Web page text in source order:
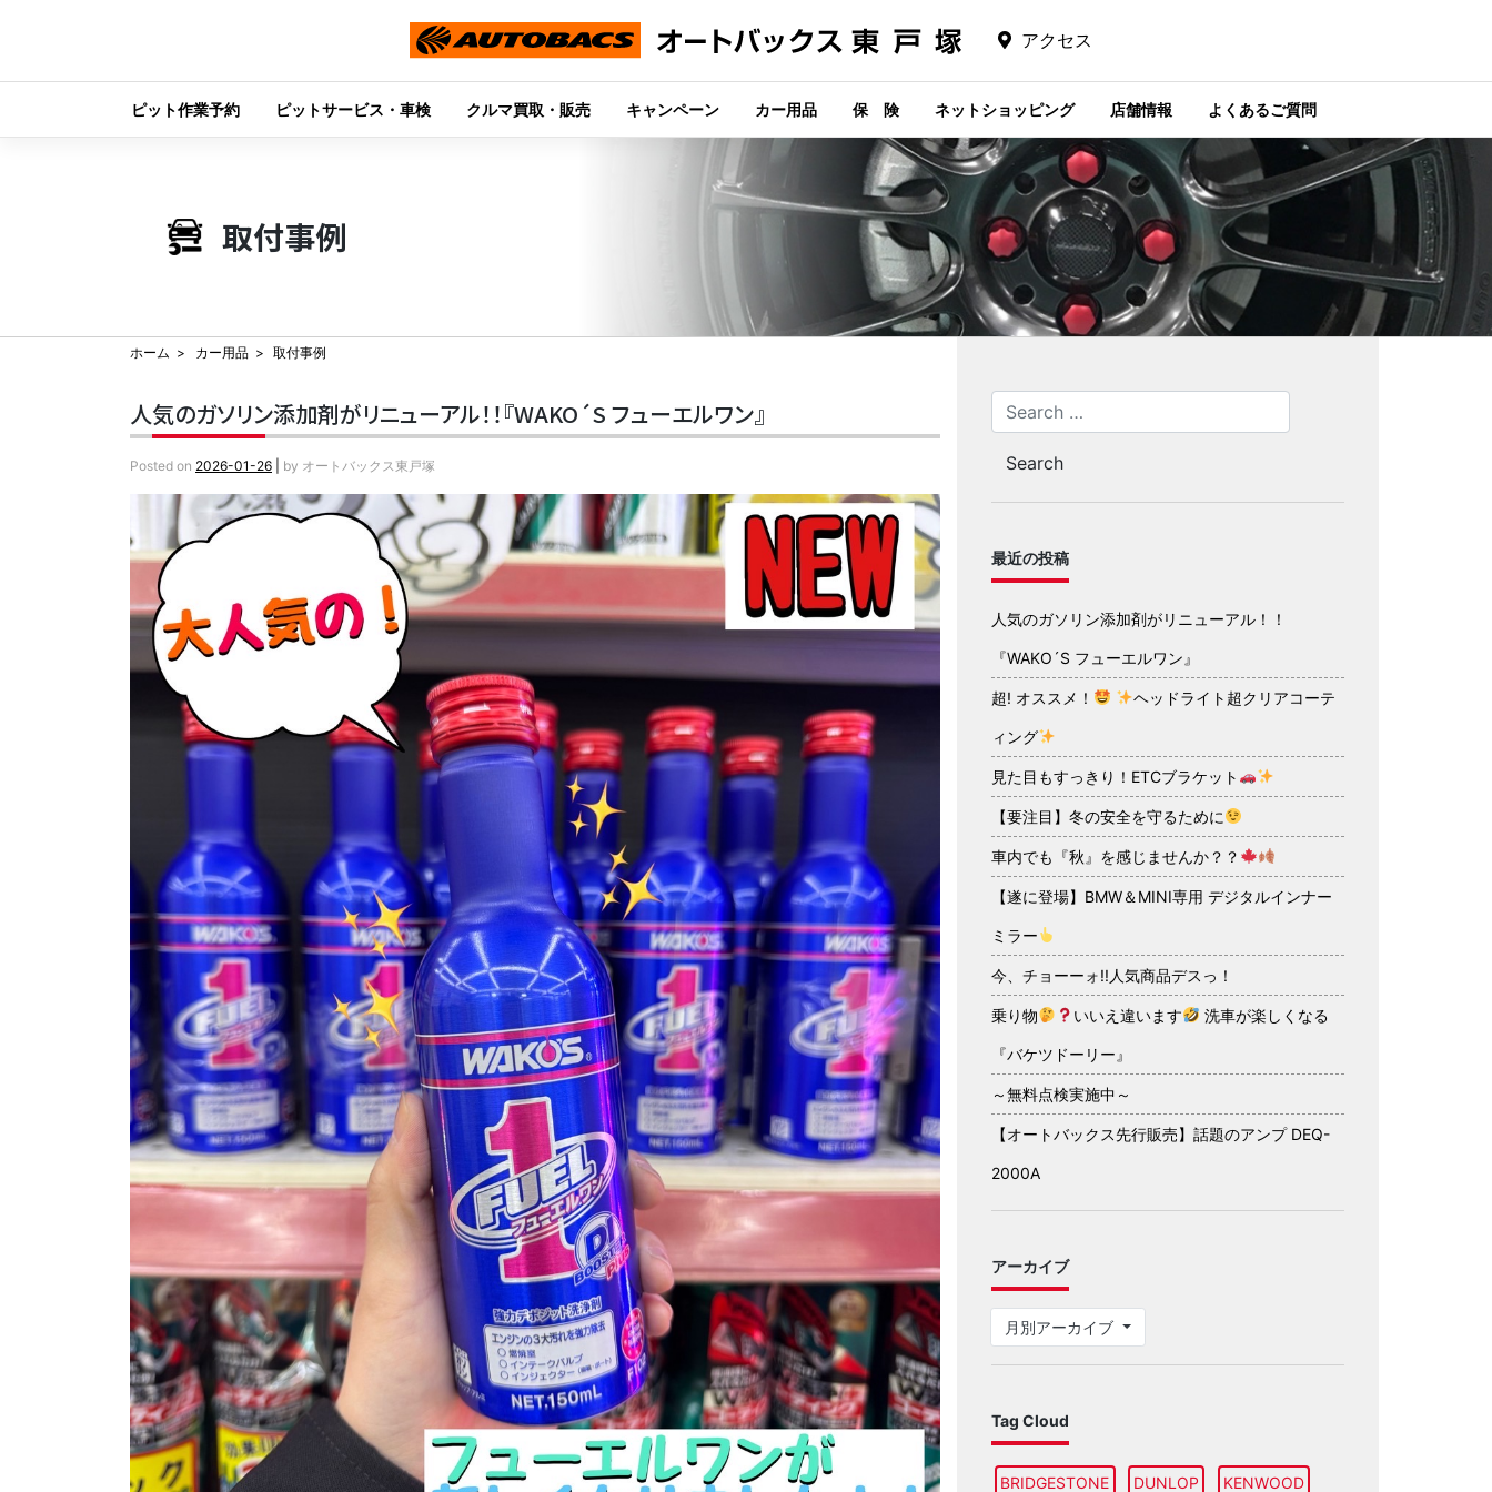
アクセス
ピット作業予約 ピットサービス・車検 クルマ買取・販売 キャンペーン カー用品 保 険 ネットショッピング 店舗情報 よくあるご質問
取付事例
ホーム カー用品 取付事例
人気のガソリン添加剤がリニューアル！！『WAKO´S フューエルワン』
Posted on 2026-01-26 by オートバックス東戸塚
最近の投稿
人気のガソリン添加剤がリニューアル！！
『WAKO´S フューエルワン』
超! オススメ！ ヘッドライト超クリアコーテ
ィング
見た目もすっきり！ETCブラケット
【要注目】冬の安全を守るために
車内でも『秋』を感じませんか？？
【遂に登場】BMW＆MINI専用 デジタルインナー
ミラー
今、チョーーォ!!人気商品デスっ！
乗り物 いいえ違います 洗車が楽しくなる
『バケツドーリー』
～無料点検実施中～
【オートバックス先行販売】話題のアンプ DEQ-
2000A
アーカイブ
月別アーカイブ
Tag Cloud
BRIDGESTONE DUNLOP KENWOOD